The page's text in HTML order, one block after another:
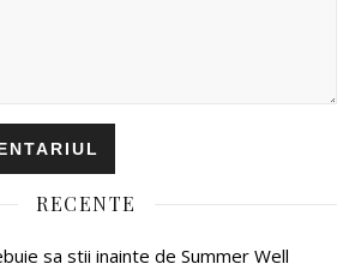
RECENTE
sa stii inainte de Summer Well